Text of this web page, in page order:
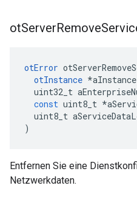
otServerRemove
otError
otInstance *aInstance
uint32_t
const uint8_t *
uint8_t
)
Entfernen Sie eine
Netzwerkdaten.